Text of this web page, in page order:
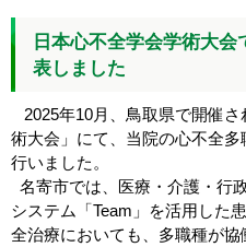
日本心不全学会学術大
表しました
2025年10月、鳥取県で開催
術大会」にて、当院の心不全
行いました。
名寄市では、医療・介護・行
システム「Team」を活用した
全治療においても、多職種が